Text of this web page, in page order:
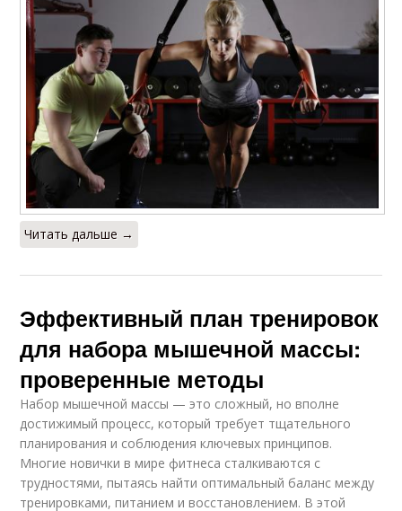
Читать дальше →
Эффективный план тренировок
для набора мышечной массы:
проверенные методы
Набор мышечной массы — это сложный, но вполне
достижимый процесс, который требует тщательного
планирования и соблюдения ключевых принципов.
Многие новички в мире фитнеса сталкиваются с
трудностями, пытаясь найти оптимальный баланс между
тренировками, питанием и восстановлением. В этой